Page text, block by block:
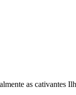
as cativantes